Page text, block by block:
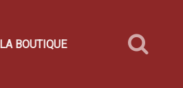
LA BOUTIQUE